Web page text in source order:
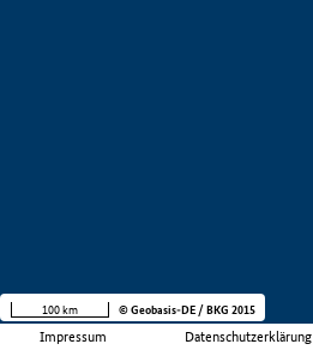
Impressum Datenschutzerklärung
100 km © Geobasis-DE / BKG 2015